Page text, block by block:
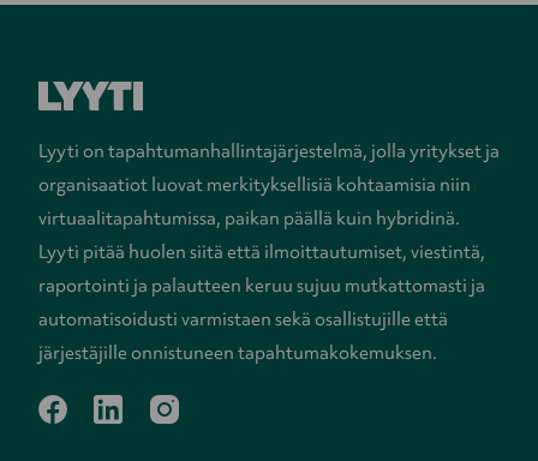
Lyyti on tapahtumanhallintajärjestelmä, jolla yritykset ja
organisaatiot luovat merkityksellisiä kohtaamisia niin
virtuaalitapahtumissa, paikan päällä kuin hybridinä.
Lyyti pitää huolen siitä että ilmoittautumiset, viestintä,
raportointi ja palautteen keruu sujuu mutkattomasti ja
automatisoidusti varmistaen sekä osallistujille että
järjestäjille onnistuneen tapahtumakokemuksen.
facebooklinkedininstagram